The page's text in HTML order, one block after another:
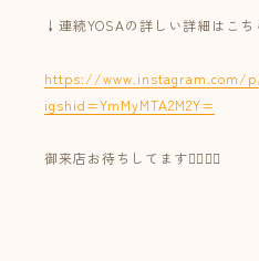
↓連続YOSAの詳しい詳細はこち
https://www.instagram.com/
igshid=YmMyMTA2M2Y=
御来店お待ちしてます🙇‍♀️🙇‍♀️